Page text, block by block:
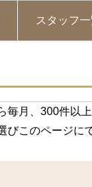
スタッフ
毎月、300件以
このページに